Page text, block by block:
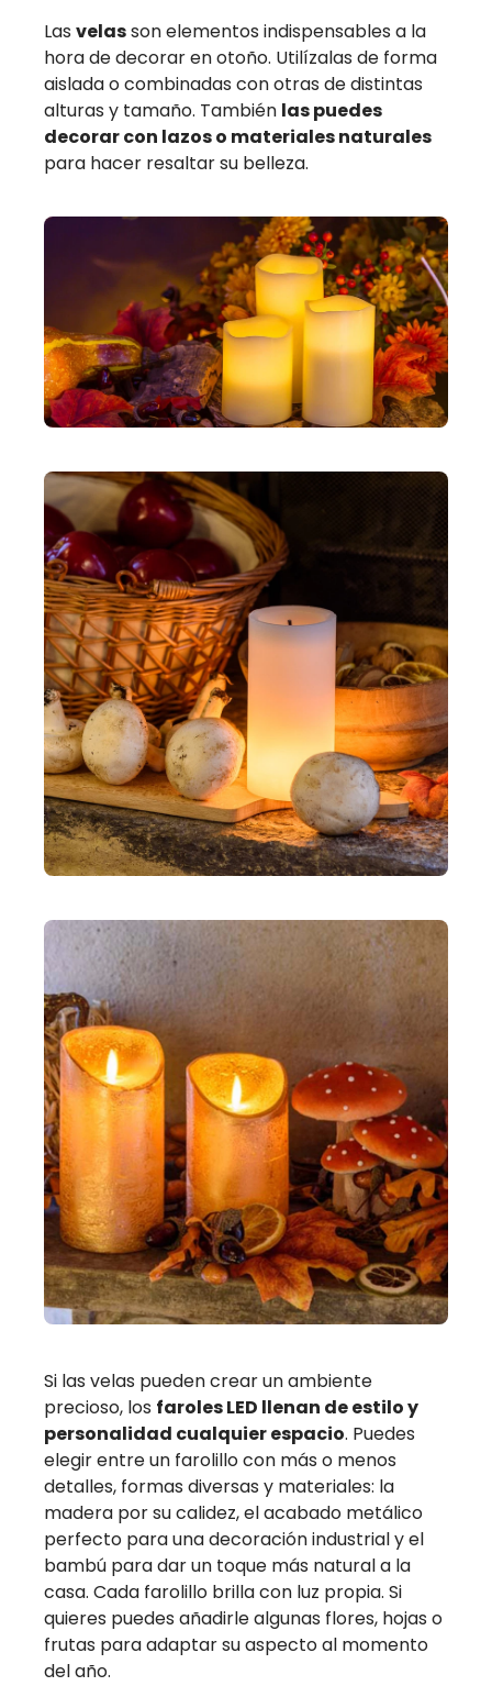
Las velasson elementos indispensables a la
hora de decorar en otoño. Utilízalas de forma
aislada o combinadas con otras de distintas
alturas y tamaño. También las puedes
decorar con lazos o materiales naturales
para hacer resaltar su belleza.
Si las velas pueden crear un ambiente
precioso, los faroles LED llenan de estilo y
personalidad cualquier espacio. Puedes
elegir entre un farolillo con más o menos
detalles, formas diversas y materiales: la
madera por su calidez, el acabado metálico
perfecto para una decoración industrial y el
bambú para dar un toque más natural a la
casa. Cada farolillo brilla con luz propia. Si
quieres puedes añadirle algunas flores, hojas o
frutas para adaptar su aspecto al momento
del año.